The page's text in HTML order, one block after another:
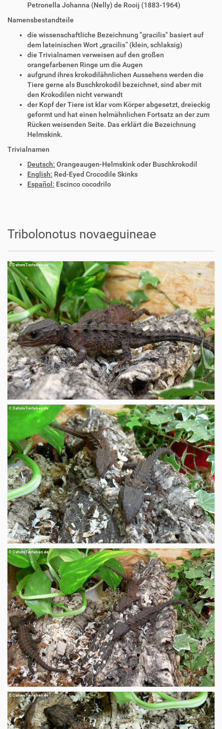
Petronella Johanna (Nelly) de Rooij (1883-1964)
Namensbestandteile
die wissenschaftliche Bezeichnung "gracilis" basiert auf
dem lateinischen Wort „gracilis“ (klein, schlaksig)
die Trivialnamen verweisen auf den großen
orangefarbenen Ringe um die Augen
aufgrund ihres krokodilähnlichen Aussehens werden die
Tiere gerne als Buschkrokodil bezeichnet, sind aber mit
den Krokodilen nicht verwandt
der Kopf der Tiere ist klar vom Körper abgesetzt, dreieckig
geformt und hat einen helmähnlichen Fortsatz an der zum
Rücken weisenden Seite. Das erklärt die Bezeichnung
Helmskink.
Trivialnamen
Deutsch: Orangeaugen-Helmskink oder Buschkrokodil
English: Red-Eyed Crocodile Skinks
Español: Escinco cocodrilo
Tribolonotus novaeguineae